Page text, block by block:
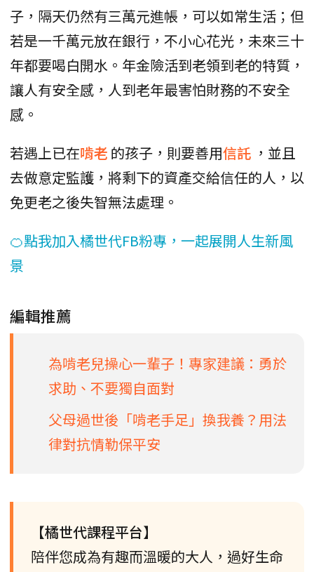
子，隔天仍然有三萬元進帳，可以如常生活；但
若是一千萬元放在銀行，不小心花光，未來三十
年都要喝白開水。年金險活到老領到老的特質，
讓人有安全感，人到老年最害怕財務的不安全
感。
若遇上已在啃老 的孩子，則要善用信託 ，並且
去做意定監護，將剩下的資產交給信任的人，以
免更老之後失智無法處理。
🍊點我加入橘世代FB粉專，一起展開人生新風
景
編輯推薦
為啃老兒操心一輩子！專家建議：勇於
求助、不要獨自面對
父母過世後「啃老手足」換我養？用法
律對抗情勒保平安
【橘世代課程平台】
陪伴您成為有趣而溫暖的大人，過好生命